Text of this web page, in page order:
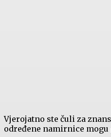
Vjerojatno ste čuli za
određene namirnice